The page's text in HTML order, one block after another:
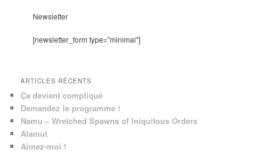
Newsletter
[newsletter_form type="minimal"]
ARTICLES RÉCENTS
Ça devient compliqué
Demandez le programme !
Namu – Wretched Spawns of Iniquitous Orders
Alamut
Aimez-moi !